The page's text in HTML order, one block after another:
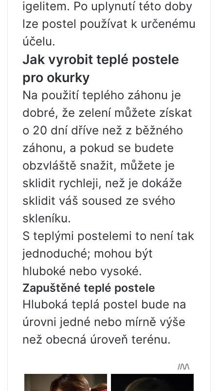
igelitem. Po uplynutí této doby
lze postel používat k určenému
účelu.
Jak vyrobit teplé postele
pro okurky
Na použití teplého záhonu je
dobré, že zelení můžete získat
o 20 dní dříve než z běžného
záhonu, a pokud se budete
obzvláště snažit, můžete je
sklidit rychleji, než je dokáže
sklidit váš soused ze svého
skleníku.
S teplými postelemi to není tak
jednoduché; mohou být
hluboké nebo vysoké.
Zapuštěné teplé postele
Hluboká teplá postel bude na
úrovni jedné nebo mírně výše
než obecná úroveň terénu.